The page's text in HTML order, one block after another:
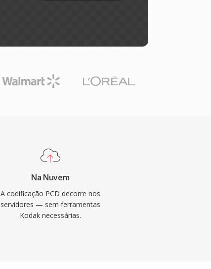
Na Nuvem
A codificação PCD decorre nos
servidores — sem ferramentas
Kodak necessárias.